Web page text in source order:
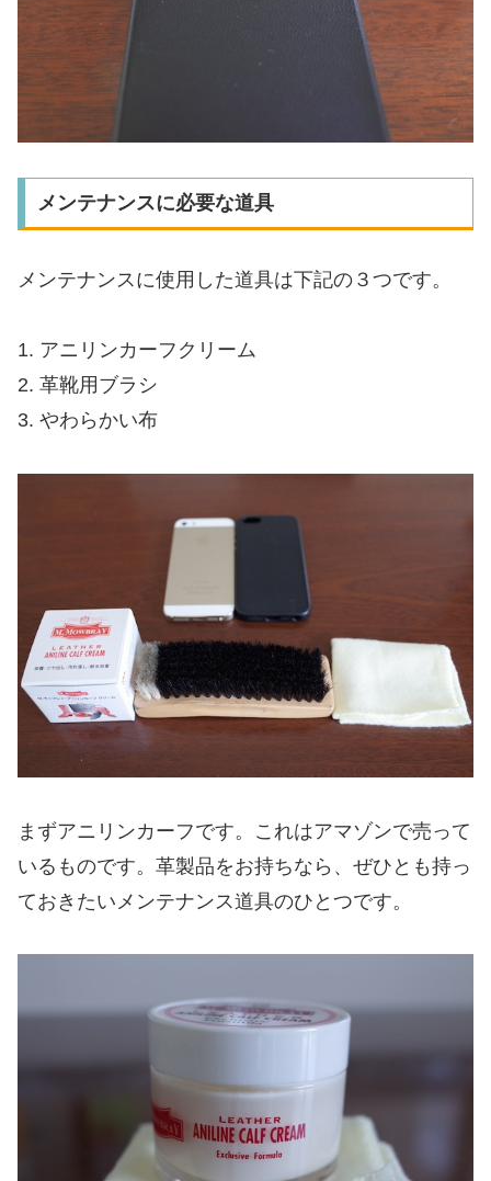
メンテナンスに必要な道具
メンテナンスに使用した道具は下記の３つです。
1. アニリンカーフクリーム
2. 革靴用ブラシ
3. やわらかい布
まずアニリンカーフです。これはアマゾンで売って
いるものです。革製品をお持ちなら、ぜひとも持っ
ておきたいメンテナンス道具のひとつです。